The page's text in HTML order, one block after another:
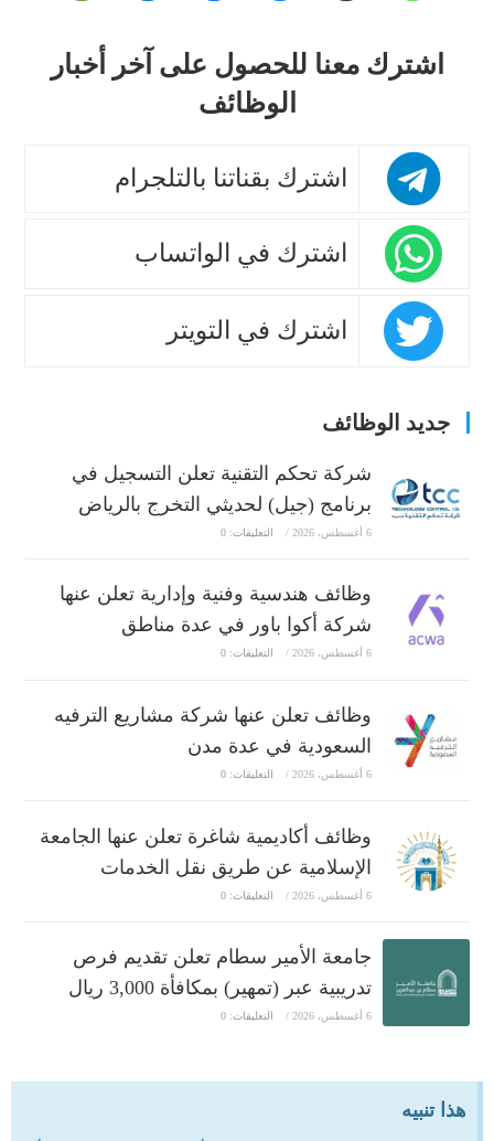
اشترك معنا للحصول على آخر أخبار
الوظائف
اشترك بقناتنا بالتلجرام
اشترك في الواتساب
اشترك في التويتر
جديد الوظائف
شركة تحكم التقنية تعلن التسجيل في
برنامج (جيل) لحديثي التخرج بالرياض
6 أغسطس، 2026 / التعليقات: 0
وظائف هندسية وفنية وإدارية تعلن عنها
شركة أكوا باور في عدة مناطق
6 أغسطس، 2026 / التعليقات: 0
وظائف تعلن عنها شركة مشاريع الترفيه
السعودية في عدة مدن
6 أغسطس، 2026 / التعليقات: 0
وظائف أكاديمية شاغرة تعلن عنها الجامعة
الإسلامية عن طريق نقل الخدمات
6 أغسطس، 2026 / التعليقات: 0
جامعة الأمير سطام تعلن تقديم فرص
تدريبية عبر (تمهير) بمكافأة 3,000 ريال
6 أغسطس، 2026 / التعليقات: 0
هذا تنبيه